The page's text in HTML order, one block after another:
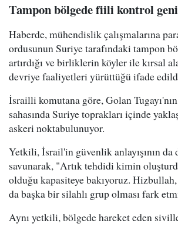
Tampon bölgede fiili kontrol
Haberde, mühendislik çalışmalarına
ordusunun Suriye tarafındaki tampon
artırdığı ve birliklerin köyler ile kırsal
devriye faaliyetleri yürüttüğü ifade
İsrailli komutana göre, Golan
sahasında Suriye toprakları içinde
askeri noktabulunuyor.
Yetkili, İsrail'in güvenlik anlayışının
savunarak, "Artık tehdidi kimin
olduğu kapasiteye bakıyoruz.
da başka bir silahlı grup olması fark
Aynı yetkili, bölgede hareket eden